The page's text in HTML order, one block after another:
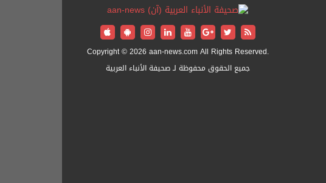
Copyright © 2026 aan-news.com All Rights Reserved.
جميع الحقوق محفوظة لـ صحيفة الأنباء العربية